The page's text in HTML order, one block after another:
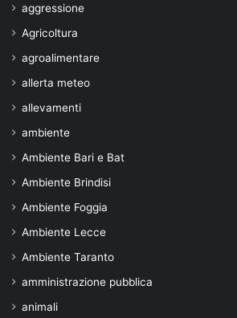
aggressione
Agricoltura
agroalimentare
allerta meteo
allevamenti
ambiente
Ambiente Bari e Bat
Ambiente Brindisi
Ambiente Foggia
Ambiente Lecce
Ambiente Taranto
amministrazione pubblica
animali